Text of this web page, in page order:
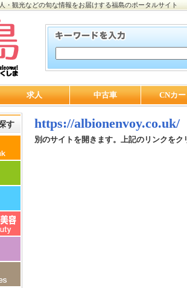
・観光などの旬な情報をお届けする福島のポータルサイト
求人 中古車 CNカ
す https://albionenvoy.co.uk/
別のサイトを開きます。上記のリンクをク